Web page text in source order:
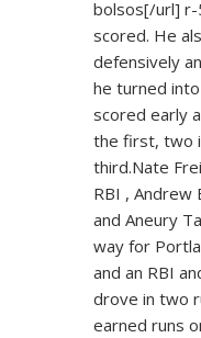
bolsos[/url] r-
scored. He
defensively
he turned
scored early
the first, two
third.Nate
RBI , Andrew
and Aneury
way for
and an RBI
drove in two
earned runs